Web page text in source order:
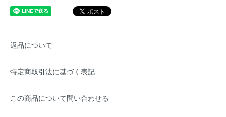
返品について
特定商取引法に基づく表記
この商品について問い合わせる